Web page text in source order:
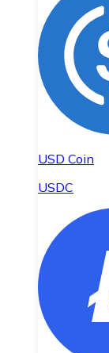
USD Coin
USDC